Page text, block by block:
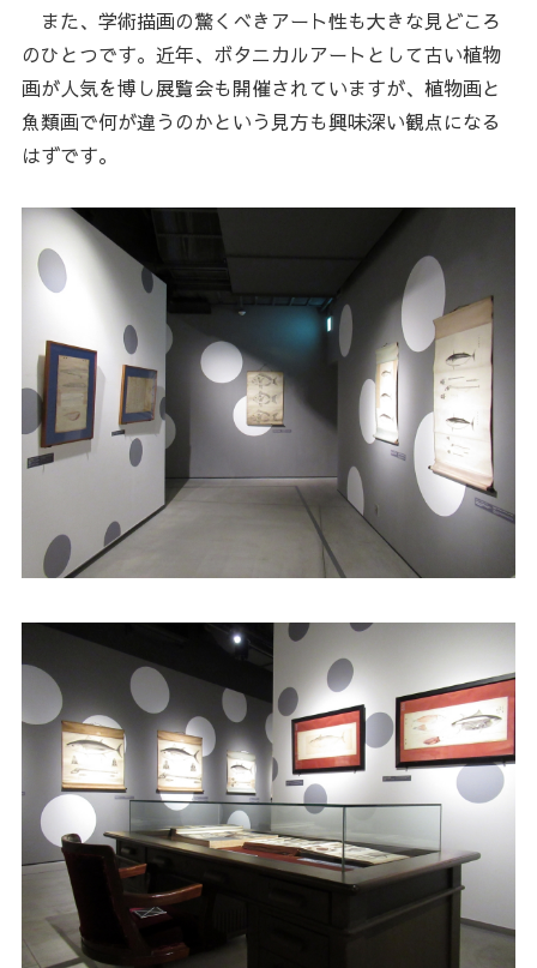
また、学術描画の驚くべきアート性も大きな見どころ
のひとつです。近年、ボタニカルアートとして古い植物
画が人気を博し展覧会も開催されていますが、植物画と
魚類画で何が違うのかという見方も興味深い観点になる
はずです。